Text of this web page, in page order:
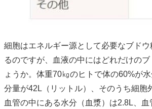
細胞はエネルギー源として必要なブド
るのですが、血液の中にはどれだけの
ょうか。体重70㎏のヒトで体の60%が
分量が42L（リットル）、そのうち細胞
血管の中にある水分（血漿）は2.8L、